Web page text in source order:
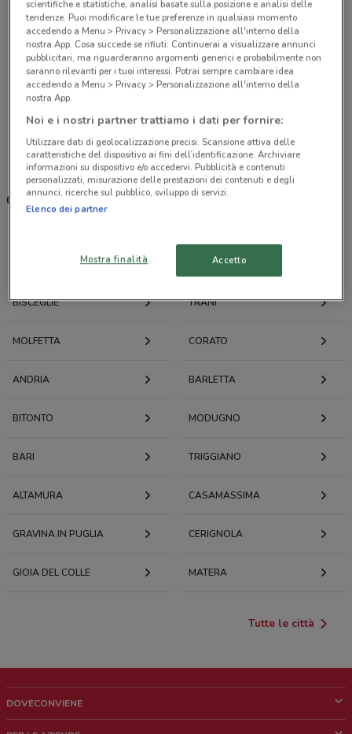
Via Adriano Olivetti - Ss 16 Bis Molfetta
6.2 km
CHIUSO
Via Trani, 19 Barletta
19.3 km
Tutti i negozi Coinstar
Coinstar, offerte e negozi
Offerte volantini e cataloghi per città nelle vicinanze
BISCEGLIE TRANI
MOLFETTA CORATO
ANDRIA BARLETTA
BITONTO MODUGNO
BARI TRIGGIANO
ALTAMURA CASAMASSIMA
GRAVINA IN PUGLIA CERIGNOLA
GIOIA DEL COLLE MATERA
Tutte le città
DOVECONVIENE
scientifiche e statistiche, analisi basate sulla posizione e analisi delle
tendenze. Puoi modificare le tue preferenze in qualsiasi momento
accedendo a Menu > Privacy > Personalizzazione all'interno della
nostra App. Cosa succede se rifiuti: Continuerai a visualizzare annunci
pubblicitari, ma riguarderanno argomenti generici e probabilmente non
saranno rilevanti per i tuoi interessi. Potrai sempre cambiare idea
accedendo a Menu > Privacy > Personalizzazione all'interno della
nostra App.
Noi e i nostri partner trattiamo i dati per fornire:
Utilizzare dati di geolocalizzazione precisi. Scansione attiva delle
caratteristiche del dispositivo ai fini dell’identificazione. Archiviare
informazioni su dispositivo e/o accedervi. Pubblicità e contenuti
personalizzati, misurazione delle prestazioni dei contenuti e degli
annunci, ricerche sul pubblico, sviluppo di servizi.
Elenco dei partner
Mostra finalità Accetto